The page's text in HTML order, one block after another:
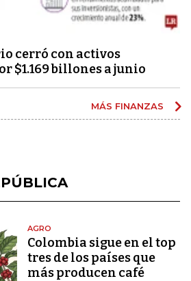
cerró con activos
$1.169 billones a junio
MÁS FINANZAS
AGRO
Colombia sigue en el top
tres de los países que
más producen café